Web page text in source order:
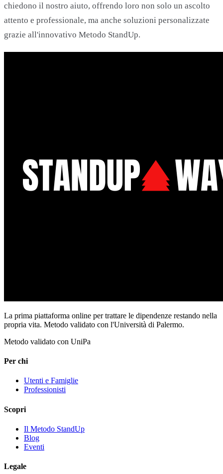
chiedono il nostro aiuto, offrendo loro non solo un ascolto
attento e professionale, ma anche soluzioni personalizzate
grazie all'innovativo Metodo StandUp.
La prima piattaforma online per trattare le dipendenze restando nella
propria vita. Metodo validato con l'Università di Palermo.
Metodo validato con UniPa
Per chi
Utenti e Famiglie
Professionisti
Scopri
Il Metodo StandUp
Blog
Eventi
Legale